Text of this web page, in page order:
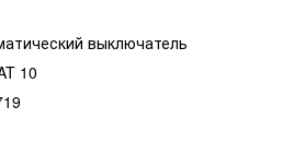
выключатель
10